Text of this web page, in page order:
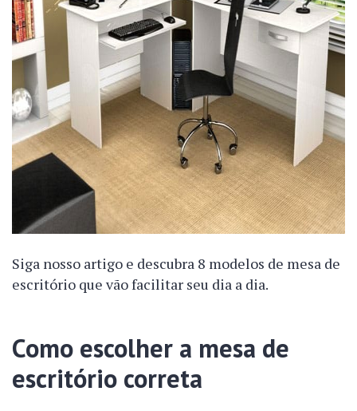
Siga nosso artigo e descubra 8 modelos de mesa de
escritório que vão facilitar seu dia a dia.
Como escolher a mesa de
escritório correta